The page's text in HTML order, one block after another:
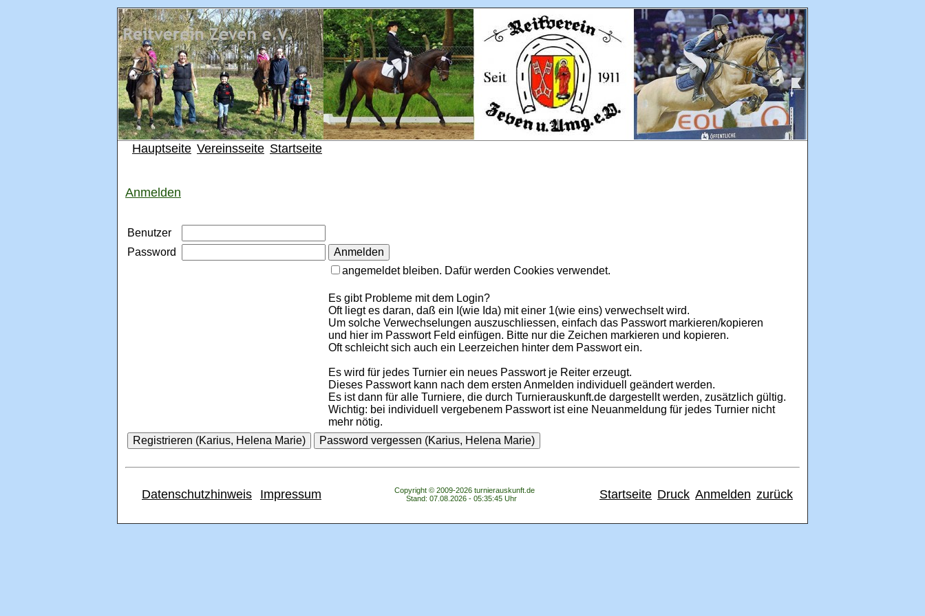
Hauptseite Vereinsseite Startseite
Anmelden
Benutzer
Password
angemeldet bleiben. Dafür werden Cookies verwendet.
Es gibt Probleme mit dem Login?
Oft liegt es daran, daß ein I(wie Ida) mit einer 1(wie eins) verwechselt wird.
Um solche Verwechselungen auszuschliessen, einfach das Passwort markieren/kopieren
und hier im Passwort Feld einfügen. Bitte nur die Zeichen markieren und kopieren.
Oft schleicht sich auch ein Leerzeichen hinter dem Passwort ein.
Es wird für jedes Turnier ein neues Passwort je Reiter erzeugt.
Dieses Passwort kann nach dem ersten Anmelden individuell geändert werden.
Es ist dann für alle Turniere, die durch Turnierauskunft.de dargestellt werden, zusätzlich gültig.
Wichtig: bei individuell vergebenem Passwort ist eine Neuanmeldung für jedes Turnier nicht
mehr nötig.
Datenschutzhinweis Impressum
Copyright © 2009-2026 turnierauskunft.de
Stand: 07.08.2026 - 05:35:45 Uhr
Startseite Druck Anmelden zurück